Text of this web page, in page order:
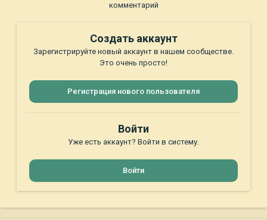
комментарий
Создать аккаунт
Зарегистрируйте новый аккаунт в нашем сообществе.
Это очень просто!
Регистрация нового пользователя
Войти
Уже есть аккаунт? Войти в систему.
Войти